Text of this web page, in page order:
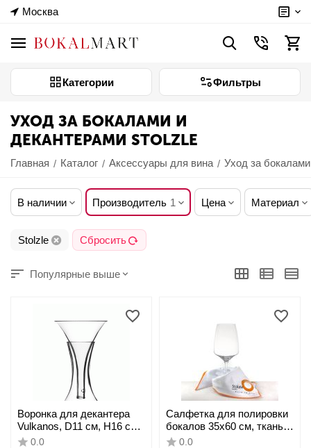
Москва
Категории Фильтры
УХОД ЗА БОКАЛАМИ И
ДЕКАНТЕРАМИ STOLZLE
Главная / Каталог / Аксессуары для вина / Уход за
В наличии Производитель 1 Цена Материал
Stolzle Сбросить
Популярные выше
Воронка для декантера
Vulkanos, D11 см, H16 см,
стекло, Stolzle
0.0
Салфетка для полировки
бокалов 35х60 см, ткань,
Stolzle
0.0